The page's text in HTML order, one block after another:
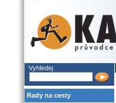
Vyhledej
Rady na cesty